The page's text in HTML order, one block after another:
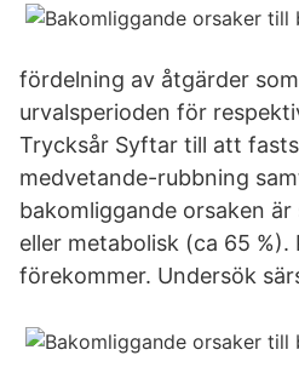
fördelning av åtgärder
urvalsperioden för
Trycksår Syftar till att
medvetande-rubbning
bakomliggande orsaken
eller metabolisk (ca 65 %).
förekommer. Undersök